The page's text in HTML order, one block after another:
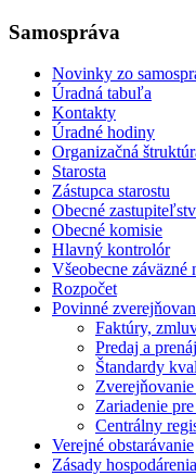
Samospráva
Novinky zo
Úradná tabuľa
Kontakty
Úradné hodiny
Organizačná
Starosta
Zástupca starostu
Obecné
Obecné komisie
Hlavný kontrolór
Všeobecne záväzné
Rozpočet
Povinné
Faktúry,
Predaj a
Štandardy
Zariadenie
Centrálny
Verejné obstarávanie
Zásady